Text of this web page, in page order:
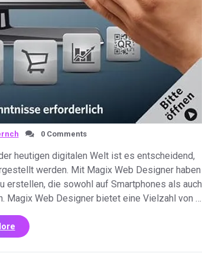
0 Comments
heutigen digitalen Welt ist es entscheidend,
werden. Mit Magix Web Designer haben
die sowohl auf Smartphones als auch
Magix Web Designer bietet eine Vielzahl von …
«Mit
Magix
Web